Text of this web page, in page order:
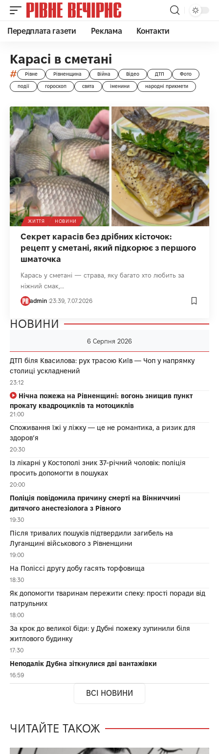
Передплата газети Реклама Контакти
Карасі в сметані
# Рівне Рівненщина Війна Відео ДТП Фото
події гороскоп свята іменини народні прикмети
ЖИТТЯ НОВИНИ
Секрет карасів без дрібних кісточок:
рецепт у сметані, який підкорює з першого
шматочка
Карась у сметані — страва, яку багато хто любить за
ніжний смак,…
admin 23:39, 7.07.2026
НОВИНИ
6 Серпня 2026
ДТП біля Квасилова: рух трасою Київ — Чоп у напрямку
столиці ускладнений
23:12
Нічна пожежа на Рівненщині: вогонь знищив пункт
прокату квадроциклів та мотоциклів
21:00
Споживання їжі у ліжку — це не романтика, а ризик для
здоров’я
20:30
Із лікарні у Костополі зник 37-річний чоловік: поліція
просить допомогти в пошуках
20:00
Поліція повідомила причину смерті на Вінниччині
дитячого анестезіолога з Рівного
19:30
Після тривалих пошуків підтвердили загибель на
Луганщині військового з Рівненщини
19:00
На Поліссі другу добу гасять торфовища
18:30
Як допомогти тваринам пережити спеку: прості поради від
патрульних
18:00
За крок до великої біди: у Дубні пожежу зупинили біля
житлового будинку
17:30
Неподалік Дубна зіткнулися дві вантажівки
16:59
ВСІ НОВИНИ
ЧИТАЙТЕ ТАКОЖ